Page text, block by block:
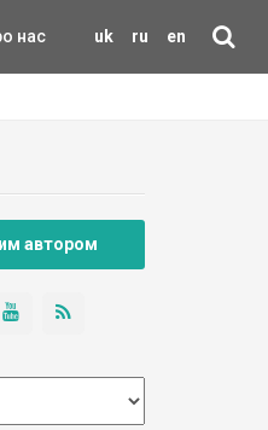
uk ru en
нас
автором